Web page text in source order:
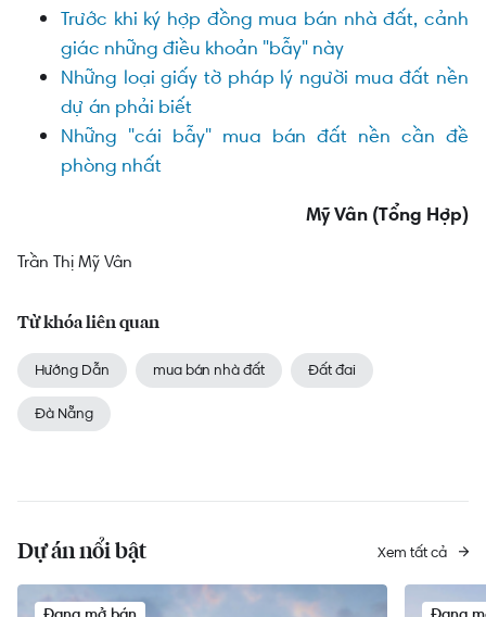
Trước khi ký hợp đồng mua bán nhà đất, cảnh
giác những điều khoản "bẫy" này
Những loại giấy tờ pháp lý người mua đất nền
dự án phải biết
Những "cái bẫy" mua bán đất nền cần đề
phòng nhất
Mỹ Vân (Tổng Hợp)
Trần Thị Mỹ Vân
Từ khóa liên quan
Hướng Dẫn mua bán nhà đất Đất đai
Đà Nẵng
Dự án nổi bật Xem tất cả